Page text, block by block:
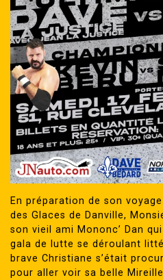
En préparation de son
des Glaces de Danville,
son vieil ami Mononc’ Dan
gala de lutte se déroulant
brave Christiane s’était
pour aller voir sa belle